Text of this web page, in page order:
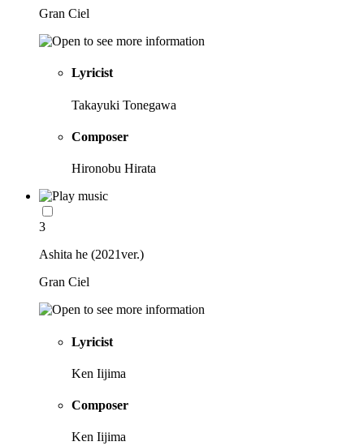
Gran Ciel
Lyricist
Takayuki Tonegawa
Composer
Hironobu Hirata
3
Ashita he (2021ver.)
Gran Ciel
Lyricist
Ken Iijima
Composer
Ken Iijima